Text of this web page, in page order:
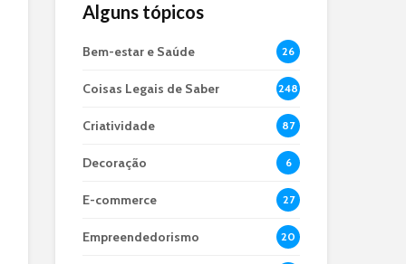
Alguns tópicos
Bem-estar e Saúde 26
Coisas Legais de Saber 248
Criatividade 87
Decoração 6
E-commerce 27
Empreendedorismo 20